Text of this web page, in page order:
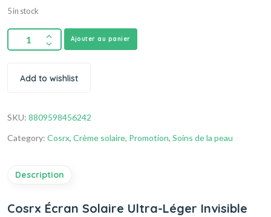
5 in stock
Ajouter au panier
Add to wishlist
SKU: 8809598456242
Category: Cosrx, Crème solaire, Promotion, Soins de la peau
Description
Cosrx Écran Solaire Ultra-Léger Invisible